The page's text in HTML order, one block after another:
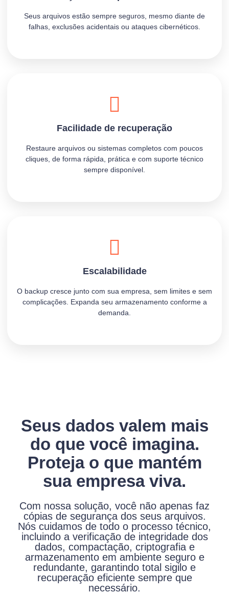
Seus arquivos estão sempre seguros, mesmo diante de
falhas, exclusões acidentais ou ataques cibernéticos.
Facilidade de recuperação
Restaure arquivos ou sistemas completos com poucos
cliques, de forma rápida, prática e com suporte técnico
sempre disponível.
Escalabilidade
O backup cresce junto com sua empresa, sem limites e sem
complicações. Expanda seu armazenamento conforme a
demanda.
Seus dados valem mais
do que você imagina.
Proteja o que mantém
sua empresa viva.
Com nossa solução, você não apenas faz
cópias de segurança dos seus arquivos.
Nós cuidamos de todo o processo técnico,
incluindo a verificação de integridade dos
dados, compactação, criptografia e
armazenamento em ambiente seguro e
redundante, garantindo total sigilo e
recuperação eficiente sempre que
necessário.